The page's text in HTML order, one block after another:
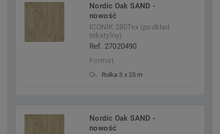
Nordic Oak SAND -
nowość
ICONIK 280Tex (podkład
tekstylny)
Ref. 27020490
Format
Rolka 3 x 25 m
Nordic Oak SAND -
nowość